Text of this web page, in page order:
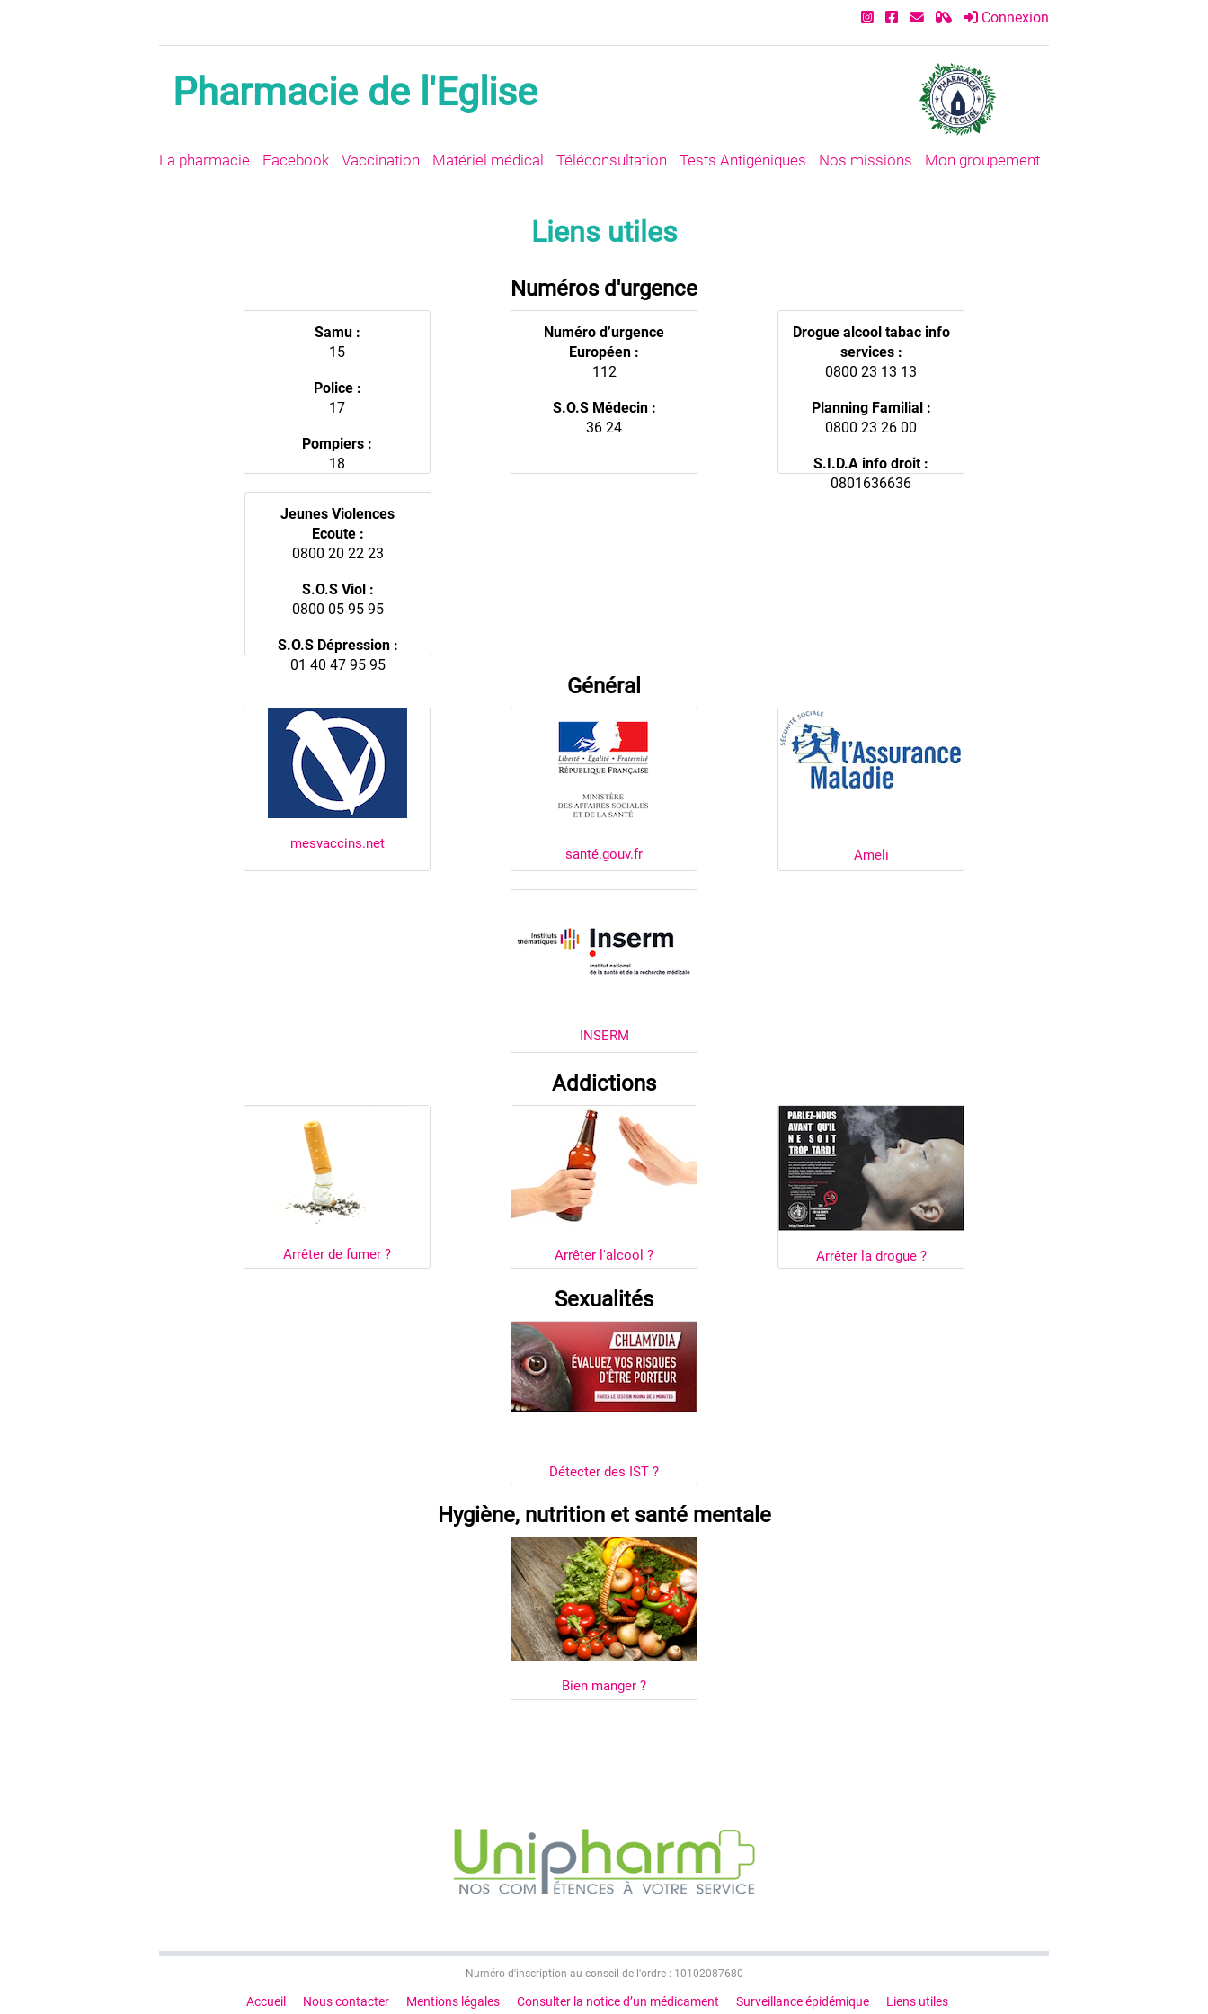
Connexion
Pharmacie de l'Eglise
La pharmacie Facebook Vaccination Matériel médical Téléconsultation Tests Antigéniques Nos missions Mon groupement
Liens utiles
Numéros d'urgence
Samu :
15
Police :
17
Pompiers :
18
Numéro d’urgence
Européen :
112
S.O.S Médecin :
36 24
Drogue alcool tabac info
services :
0800 23 13 13
Planning Familial :
0800 23 26 00
S.I.D.A info droit :
0801636636
Jeunes Violences
Ecoute :
0800 20 22 23
S.O.S Viol :
0800 05 95 95
S.O.S Dépression :
01 40 47 95 95
Général
mesvaccins.net
santé.gouv.fr Ameli
INSERM
Addictions
Arrêter de fumer ? Arrêter l'alcool ? Arrêter la drogue ?
Sexualités
Détecter des IST ?
Hygiène, nutrition et santé mentale
Bien manger ?
Numéro d'inscription au conseil de l'ordre : 10102087680
Accueil Nous contacter Mentions légales Consulter la notice d’un médicament Surveillance épidémique Liens utiles